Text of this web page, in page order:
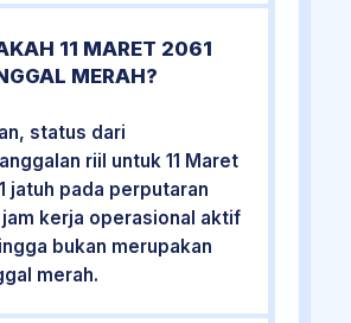
11 MARET 2061
MERAH?
status dari
riil untuk 11 Maret
jatuh pada perputaran
jam kerja operasional aktif
bukan merupakan
merah.